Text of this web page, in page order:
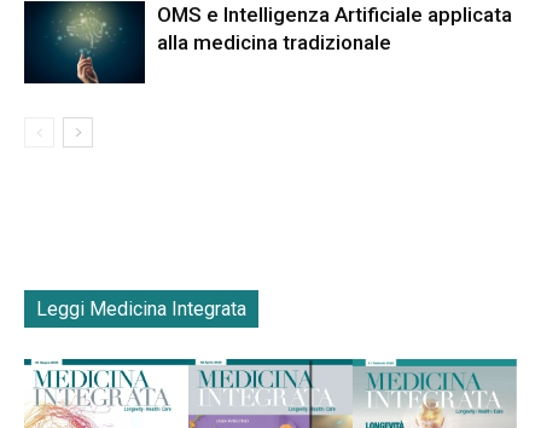
OMS e Intelligenza Artificiale applicata
alla medicina tradizionale
Leggi Medicina Integrata